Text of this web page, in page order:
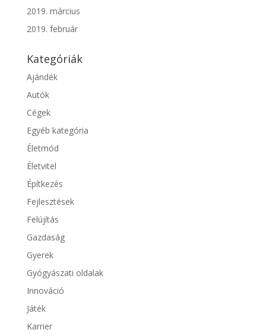
2019. március
2019. február
Kategóriák
Ajándék
Autók
Cégek
Egyéb kategória
Életmód
Életvitel
Építkezés
Fejlesztések
Felújítás
Gazdaság
Gyerek
Gyógyászati oldalak
Innováció
Játék
Karrier